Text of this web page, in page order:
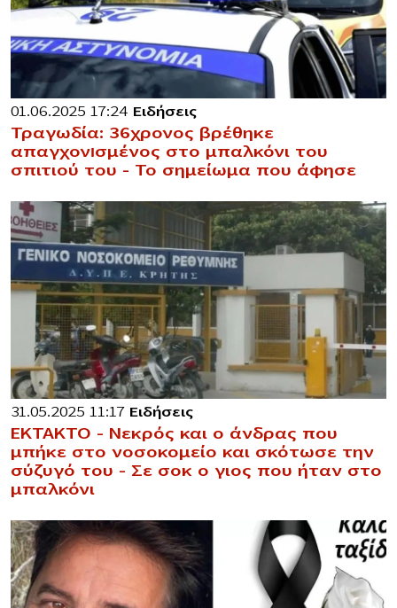
01.06.2025 17:24 Ειδήσεις
Τραγωδία: 36χρονος βρέθηκε
απαγχονıσμένος στο μπαλκόνι του
σπιτιού του – Το σημείωμα που άφησε
31.05.2025 11:17 Ειδήσεις
ΕΚΤΑΚΤΟ – Νεκρός και ο άνδρας που
μπήκε στο νοσοκομείο και σκότωσε την
σύζυγό του – Σε σοκ ο γιος που ήταν στο
μπαλκόνι